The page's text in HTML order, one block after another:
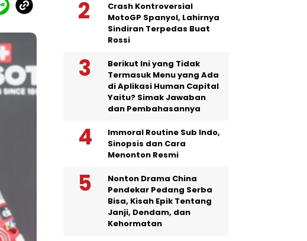
Crash Kontroversial
MotoGP Spanyol, Lahirnya
Sindiran Terpedas Buat
Rossi
Berikut Ini yang Tidak
Termasuk Menu yang Ada
di Aplikasi Human Capital
Yaitu? Simak Jawaban
dan Pembahasannya
Immoral Routine Sub Indo,
Sinopsis dan Cara
Menonton Resmi
Nonton Drama China
Pendekar Pedang Serba
Bisa, Kisah Epik Tentang
Janji, Dendam, dan
Kehormatan